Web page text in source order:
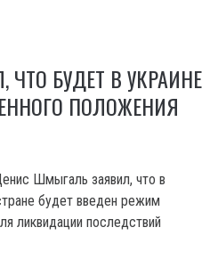
БУДЕТ В УКРАИНЕ
ПОЛОЖЕНИЯ
Шмыгаль заявил, что в
будет введен режим
ликвидации последствий